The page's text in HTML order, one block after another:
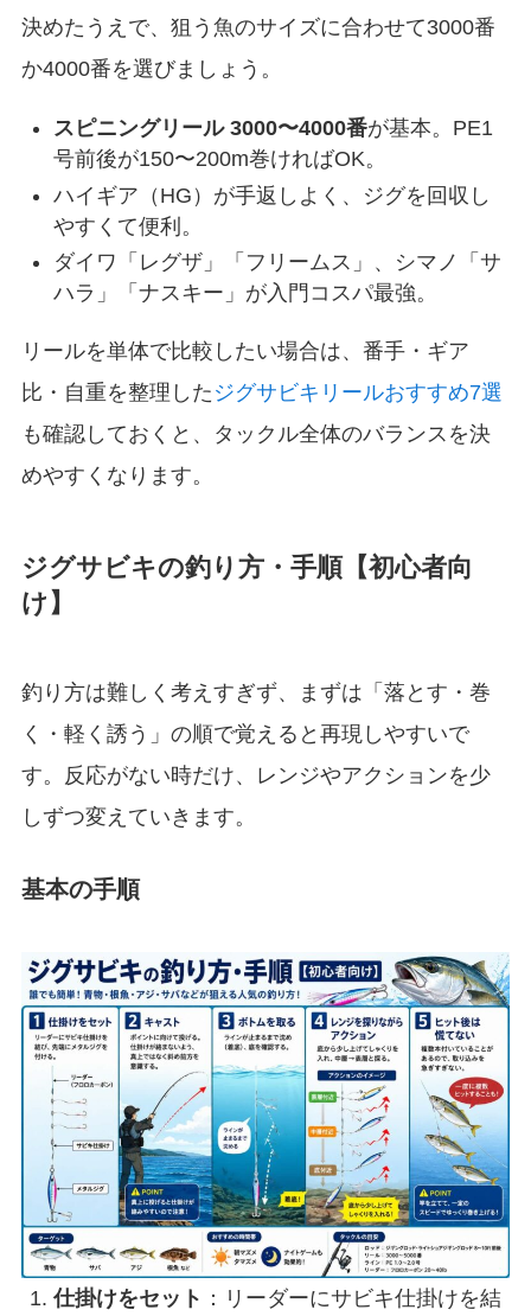
決めたうえで、狙う魚のサイズに合わせて3000番
か4000番を選びましょう。
スピニングリール 3000〜4000番が基本。PE1
号前後が150〜200m巻ければOK。
ハイギア（HG）が手返しよく、ジグを回収し
やすくて便利。
ダイワ「レグザ」「フリームス」、シマノ「サ
ハラ」「ナスキー」が入門コスパ最強。
リールを単体で比較したい場合は、番手・ギア
比・自重を整理した ジグサビキリールおすすめ7選
も確認しておくと、タックル全体のバランスを決
めやすくなります。
ジグサビキの釣り方・手順【初心者向
け】
釣り方は難しく考えすぎず、まずは「落とす・巻
く・軽く誘う」の順で覚えると再現しやすいで
す。反応がない時だけ、レンジやアクションを少
しずつ変えていきます。
基本の手順
仕掛けをセット ：リーダーにサビキ仕掛けを結